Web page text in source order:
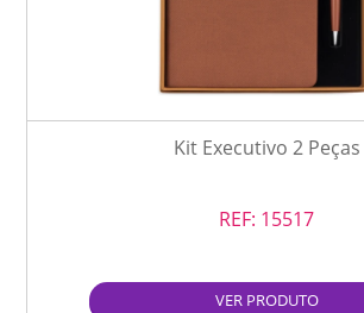
Kit Executivo 2 Peças
REF: 15517
VER PRODUTO